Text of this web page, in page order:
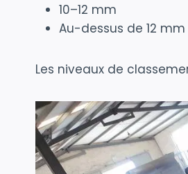
10–12 mm
Au-dessus de 12 mm
Les niveaux de